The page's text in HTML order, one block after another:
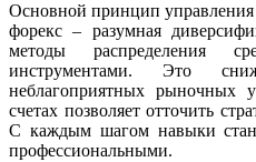
Основной принцип
форекс – разумная
методы распределения
инструментами. Это
неблагоприятных рыночных
счетах позволяет отточить
С каждым шагом навыки
профессиональными.